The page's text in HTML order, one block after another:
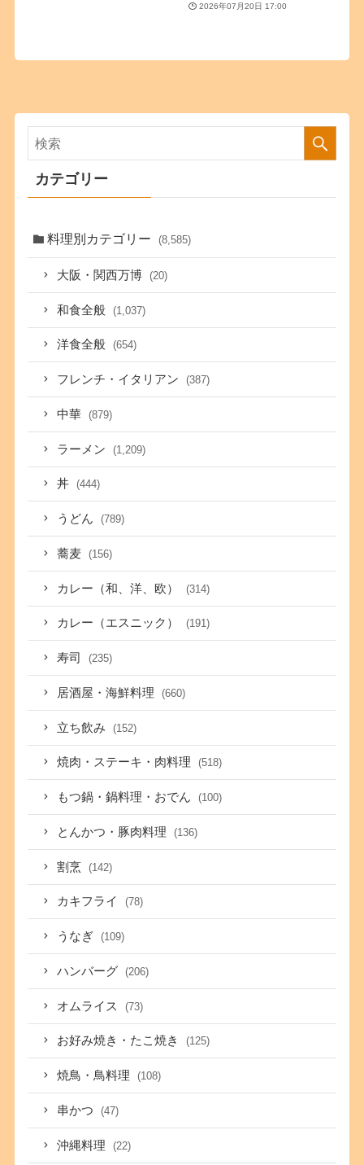
2026年07月20日 17:00
カテゴリー
料理別カテゴリー (8,585)
大阪・関西万博 (20)
和食全般 (1,037)
洋食全般 (654)
フレンチ・イタリアン (387)
中華 (879)
ラーメン (1,209)
丼 (444)
うどん (789)
蕎麦 (156)
カレー（和、洋、欧） (314)
カレー（エスニック） (191)
寿司 (235)
居酒屋・海鮮料理 (660)
立ち飲み (152)
焼肉・ステーキ・肉料理 (518)
もつ鍋・鍋料理・おでん (100)
とんかつ・豚肉料理 (136)
割烹 (142)
カキフライ (78)
うなぎ (109)
ハンバーグ (206)
オムライス (73)
お好み焼き・たこ焼き (125)
焼鳥・鳥料理 (108)
串かつ (47)
沖縄料理 (22)